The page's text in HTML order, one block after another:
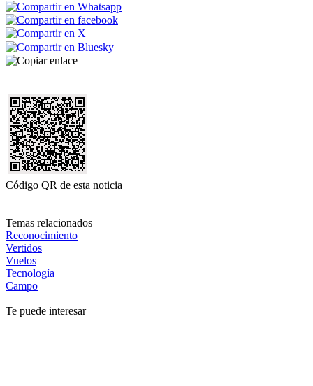
Código QR de esta noticia
Temas relacionados
Reconocimiento
Vertidos
Vuelos
Tecnología
Campo
Te puede interesar